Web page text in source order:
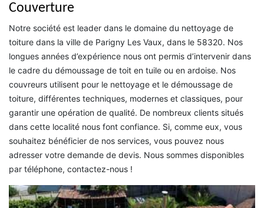
Couverture
Notre société est leader dans le domaine du nettoyage de
toiture dans la ville de Parigny Les Vaux, dans le 58320. Nos
longues années d’expérience nous ont permis d’intervenir dans
le cadre du démoussage de toit en tuile ou en ardoise. Nos
couvreurs utilisent pour le nettoyage et le démoussage de
toiture, différentes techniques, modernes et classiques, pour
garantir une opération de qualité. De nombreux clients situés
dans cette localité nous font confiance. Si, comme eux, vous
souhaitez bénéficier de nos services, vous pouvez nous
adresser votre demande de devis. Nous sommes disponibles
par téléphone, contactez-nous !